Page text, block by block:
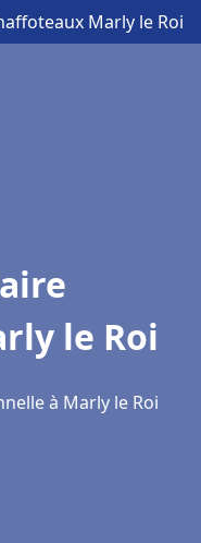
Marly le Roi
le Roi
à Marly le Roi